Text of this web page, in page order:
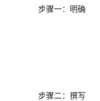
步骤一：明确
步骤二：撰写